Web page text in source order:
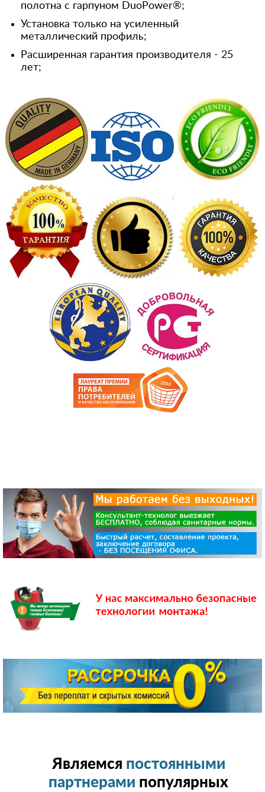
полотна с гарпуном DuoPower®;
Установка только на усиленный
металлический профиль;
Расширенная гарантия производителя - 25
лет;
Являемся постоянными
партнерами популярных